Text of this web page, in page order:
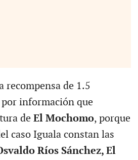
recompensa de 1.5
información que
deEl Mochomo, porque
caso Iguala constan las
Ríos Sánchez, El